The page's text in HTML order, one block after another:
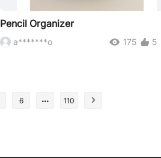
Pencil Organizer
a*******o 175 5
6 110